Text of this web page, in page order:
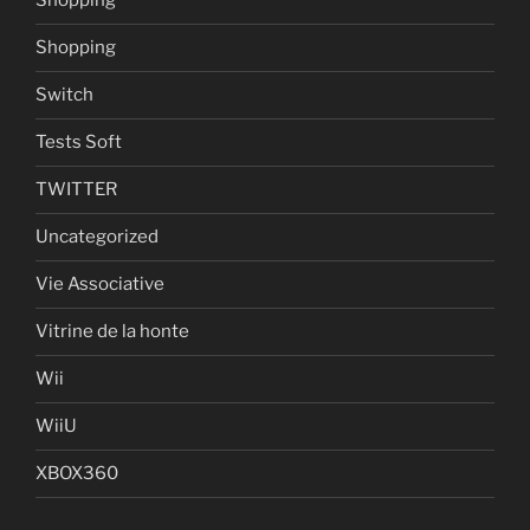
Shopping
Switch
Tests Soft
TWITTER
Uncategorized
Vie Associative
Vitrine de la honte
Wii
WiiU
XBOX360